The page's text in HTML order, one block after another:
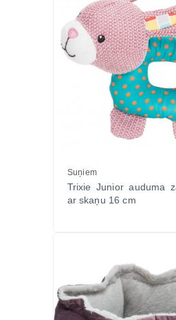
Suņiem
Trixie Junior auduma
ar skaņu 16 cm